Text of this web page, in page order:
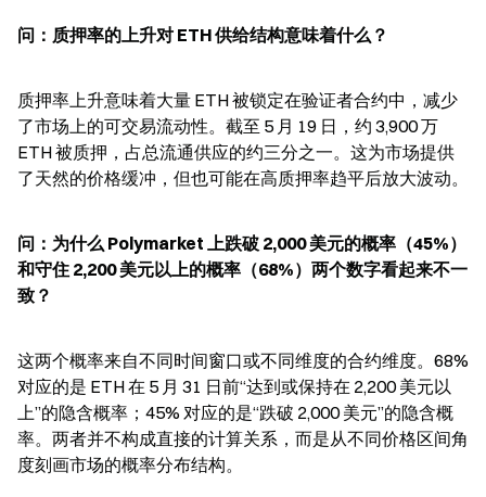
问：质押率的上升对 ETH 供给结构意味着什么？
质押率上升意味着大量 ETH 被锁定在验证者合约中，减少
了市场上的可交易流动性。截至 5 月 19 日，约 3,900 万
ETH 被质押，占总流通供应的约三分之一。这为市场提供
了天然的价格缓冲，但也可能在高质押率趋平后放大波动。
问：为什么 Polymarket 上跌破 2,000 美元的概率（45%）
和守住 2,200 美元以上的概率（68%）两个数字看起来不一
致？
这两个概率来自不同时间窗口或不同维度的合约维度。68%
对应的是 ETH 在 5 月 31 日前“达到或保持在 2,200 美元以
上”的隐含概率；45% 对应的是“跌破 2,000 美元”的隐含概
率。两者并不构成直接的计算关系，而是从不同价格区间角
度刻画市场的概率分布结构。